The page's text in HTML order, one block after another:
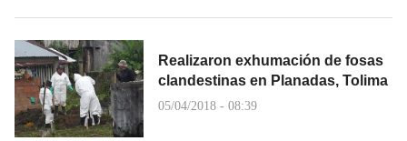
Realizaron exhumación de fosas
clandestinas en Planadas, Tolima
05/04/2018 - 08:39